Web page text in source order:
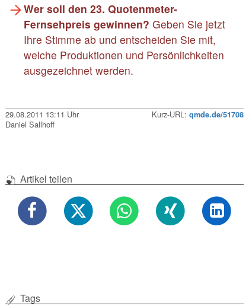
Wer soll den 23. Quotenmeter-
Fernsehpreis gewinnen? Geben Sie jetzt
Ihre Stimme ab und entscheiden Sie mit,
welche Produktionen und Persönlichkeiten
ausgezeichnet werden.
29.08.2011 13:11 Uhr Kurz-URL: qmde.de/51708
Daniel Sallhoff
Artikel teilen
Tags